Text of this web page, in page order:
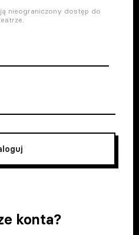
nieograniczony dostęp do
konta?